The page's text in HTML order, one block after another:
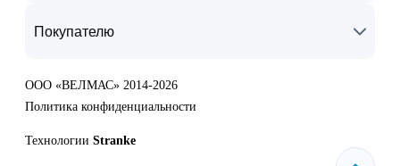
Покупателю
ООО «ВЕЛМАС» 2014-2026
Политика конфиденциальности
Технологии Stranke